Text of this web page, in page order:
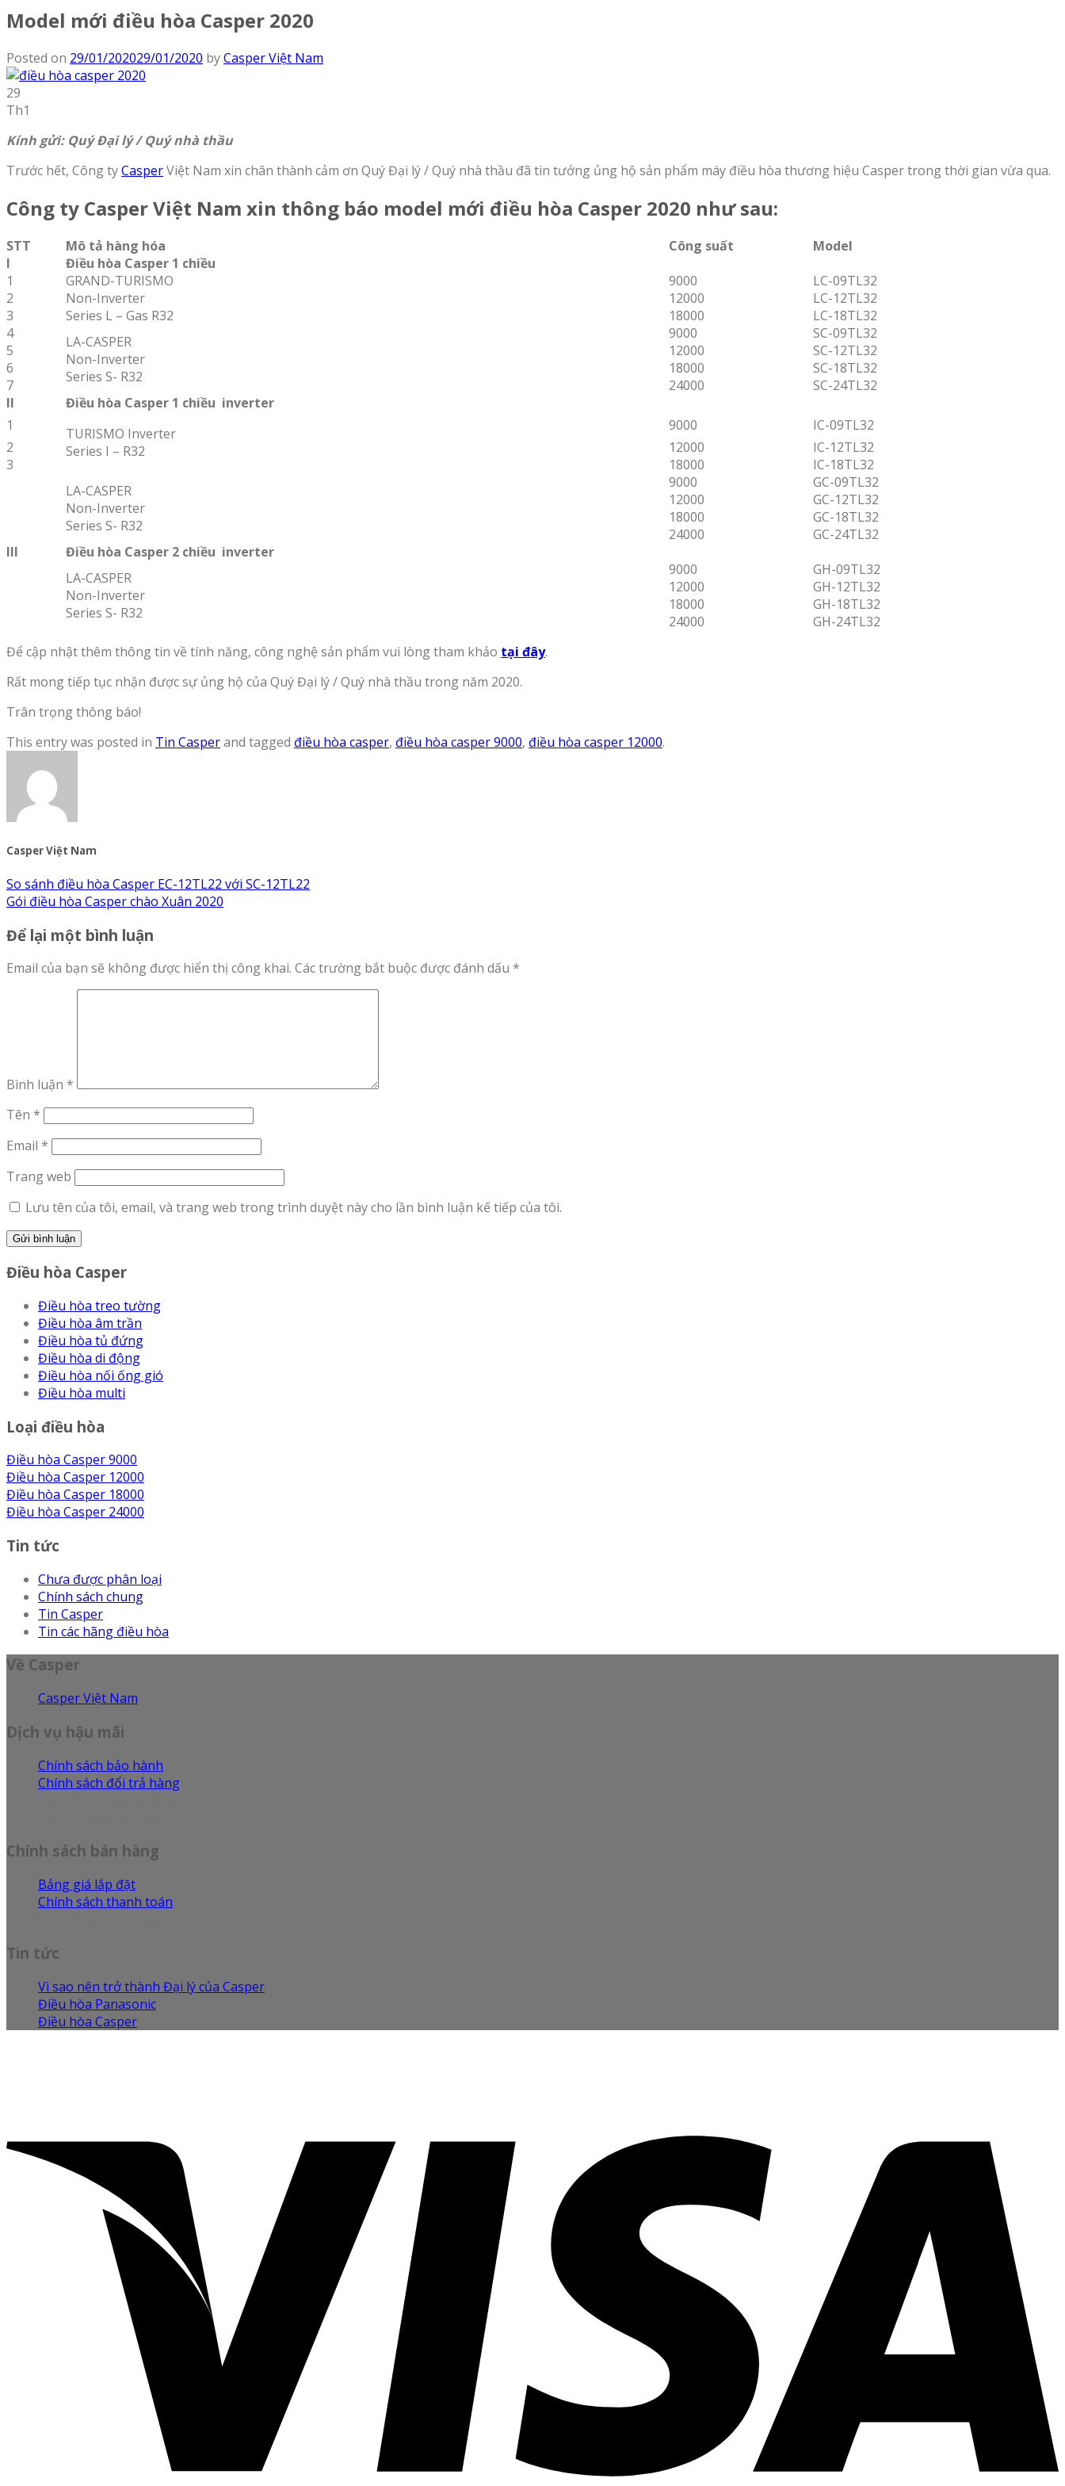
Model mới điều hòa Casper 2020
Posted on 29/01/202029/01/2020 byCasper Việt Nam
29
Th1
Kính gửi: Quý Đại lý / Quý nhà thầu
Trước hết, Công tyCasperViệt Nam xin chân thành cảm ơn Quý Đại lý / Quý nhà thầu đã tin tưởng ủng hộ sản phẩm máy điều hòa thương hiệu Casper trong thời gian vừa qua.
Công ty Casper Việt Nam xin thông báo model mới điều hòa Casper 2020 như sau:
STT Mô tả hàng hóa Công suất
Model
I
Điều hòa Casper 1 chiều
1
GRAND-TURISMO
Non-Inverter
Series L – Gas R32
9000
LC-09TL32
2
12000
LC-12TL32
3
18000
LC-18TL32
4
LA-CASPER
Non-Inverter
Series S- R32
9000
SC-09TL32
5
12000
SC-12TL32
6
18000
SC-18TL32
7
24000
SC-24TL32
II
Điều hòa Casper 1 chiều inverter
1
TURISMO Inverter
Series I – R32
9000
IC-09TL32
2
12000
IC-12TL32
3
18000
IC-18TL32
LA-CASPER
Non-Inverter
Series S- R32
9000
GC-09TL32
12000
GC-12TL32
18000
GC-18TL32
24000
GC-24TL32
III
Điều hòa Casper 2 chiều inverter
LA-CASPER
Non-Inverter
Series S- R32
9000
GH-09TL32
12000
GH-12TL32
18000
GH-18TL32
24000
GH-24TL32
Để cập nhật thêm thông tin về tính năng, công nghệ sản phẩm vui lòng tham khảo tại đây.
Rất mong tiếp tục nhận được sự ủng hộ của Quý Đại lý / Quý nhà thầu trong năm 2020.
Trân trọng thông báo!
This entry was posted in Tin Casperand tagged điều hòa casper, điều hòa casper 9000, điều hòa casper 12000.
Casper Việt Nam
So sánh điều hòa Casper EC-12TL22 với SC-12TL22
Gói điều hòa Casper chào Xuân 2020
Để lại một bình luận
Email của bạn sẽ không được hiển thị công khai. Các trường bắt buộc được đánh dấu *
Bình luận *
Tên *
Email *
Trang web
Lưu tên của tôi, email, và trang web trong trình duyệt này cho lần bình luận kế tiếp của tôi.
Điều hòa Casper
Điều hòa treo tường
Điều hòa âm trần
Điều hòa tủ đứng
Điều hòa di động
Điều hòa nối ống gió
Điều hòa multi
Loại điều hòa
Điều hòa Casper 9000
Điều hòa Casper 12000
Điều hòa Casper 18000
Điều hòa Casper 24000
Tin tức
Chưa được phân loại
Chính sách chung
Tin Casper
Tin các hãng điều hòa
Về Casper
Casper Việt Nam
Dịch vụ hậu mãi
Chính sách bảo hành
Chính sách đổi trả hàng
Chính sách bán hàng
Bảng giá lắp đặt
Chính sách thanh toán
Tin tức
Vì sao nên trở thành Đại lý của Casper
Điều hòa Panasonic
Điều hòa Casper